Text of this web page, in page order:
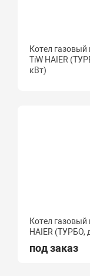
Котел газовый
TiW HAIER
кВт)
Котел газовый
HAIER (ТУРБО,
под заказ